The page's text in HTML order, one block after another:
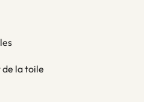
la toile